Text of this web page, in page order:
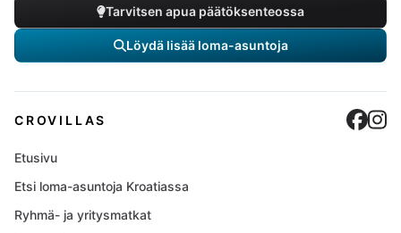
Tarvitsen apua päätöksenteossa
Löydä lisää loma-asuntoja
CROVILLAS
Etusivu
Etsi loma-asuntoja Kroatiassa
Ryhmä- ja yritysmatkat